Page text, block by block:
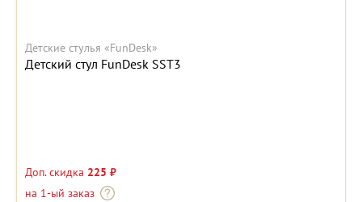
Детские стулья «FunDesk»
Детский стул FunDesk SST3
Доп. скидка 225 ₽
на 1-ый заказ